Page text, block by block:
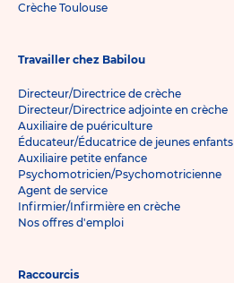
Crèche Toulouse
Travailler chez Babilou
Directeur/Directrice de crèche
Directeur/Directrice adjointe en crèche
Auxiliaire de puériculture
Éducateur/Éducatrice de jeunes enfants
Auxiliaire petite enfance
Psychomotricien/Psychomotricienne
Agent de service
Infirmier/Infirmière en crèche
Nos offres d'emploi
Raccourcis